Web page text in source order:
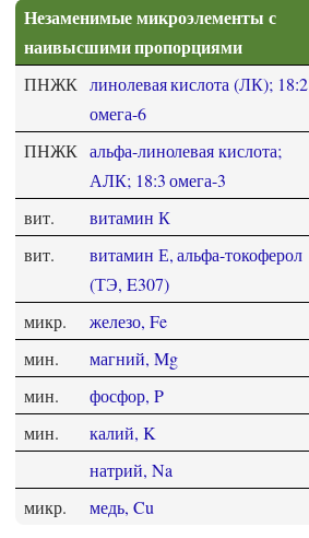
Незаменимые микроэлементы с
наивысшими пропорциями
ПНЖК линолевая кислота (ЛК); 18:2
омега-6
ПНЖК альфа-линолевая кислота;
АЛК; 18:3 омега-3
вит. витамин К
вит.
витамин Е, альфа-токоферол
(ТЭ, E307)
микр. железо, Fe
мин.
магний, Mg
мин.
фосфор, P
мин.
калий, K
натрий, Na
микр.
медь, Cu